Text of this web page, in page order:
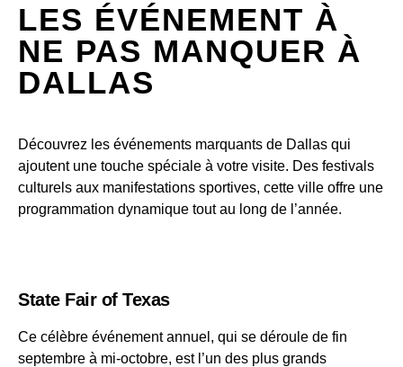
LES ÉVÉNEMENT À
NE PAS MANQUER À
DALLAS
Découvrez les événements marquants de Dallas qui
ajoutent une touche spéciale à votre visite. Des festivals
culturels aux manifestations sportives, cette ville offre une
programmation dynamique tout au long de l’année.
State Fair of Texas
Ce célèbre événement annuel, qui se déroule de fin
septembre à mi-octobre, est l’un des plus grands